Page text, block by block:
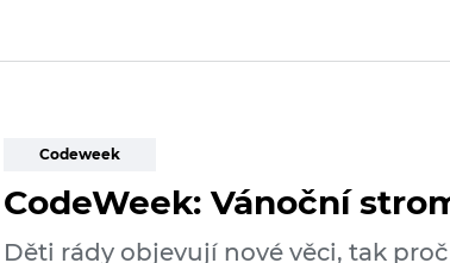
Codeweek
CodeWeek: Vánoční
Děti rády objevují nové věci, tak